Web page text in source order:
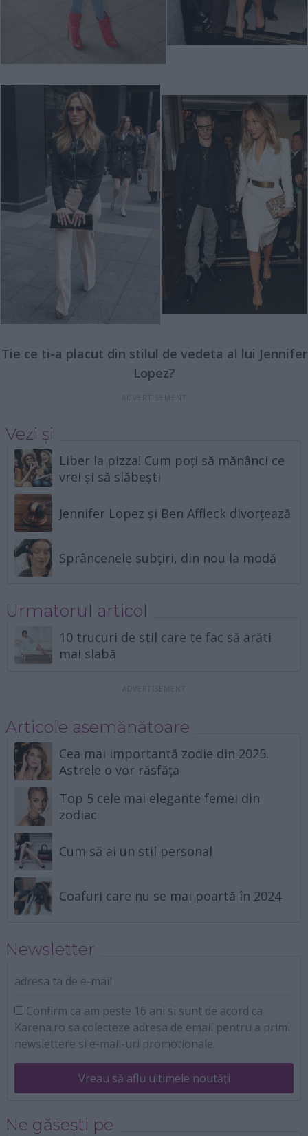
Tie ce ti-a placut din stilul de vedeta al lui Jennifer
Lopez?
Vezi și
Liber la pizza! Cum poți să mănânci ce
vrei și să slăbești
Jennifer Lopez și Ben Affleck divorțează
Sprâncenele subțiri, din nou la modă
Urmatorul articol
10 trucuri de stil care te fac să arăti
mai slabă
Articole asemănătoare
Cea mai importantă zodie din 2025.
Astrele o vor răsfăța
Top 5 cele mai elegante femei din
zodiac
Cum să ai un stil personal
Coafuri care nu se mai poartă în 2024
Newsletter
adresa ta de e-mail
Confirm ca am peste 16 ani si sunt de acord ca
Karena.ro sa colecteze adresa de email pentru a primi
newslettere si e-mail-uri promotionale.
Vreau să aflu ultimele noutăți
Ne găsești pe